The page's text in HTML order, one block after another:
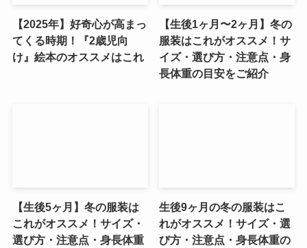
【2025年】好奇心が高まっ
てくる時期！『2歳児向
け』絵本のオススメはこれ
【生後1ヶ月〜2ヶ月】冬の
服装はこれがオススメ！サ
イズ・選び方・注意点・身
長体重の目安をご紹介
【生後5ヶ月】冬の服装は
これがオススメ！サイズ・
選び方・注意点・身長体重
生後9ヶ月の冬の服装はこ
れがオススメ！サイズ・選
び方・注意点・身長体重の